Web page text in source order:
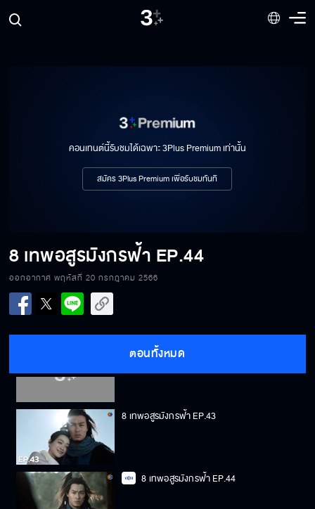
คอนเทนต์นี้รับชมได้เฉพาะ 3Plus Premium เท่านั้น
สมัคร 3Plus Premium เพื่อรับชมทันที
8 เทพอสูรมังกรฟ้า EP.44
ออกอากาศ พฤหัสที่ 20 กรกฎาคม 2566
ตอนทั้งหมด
8 เทพอสูรมังกรฟ้า EP.39
8 เทพอสูรมังกรฟ้า EP.40
8 เทพอสูรมังกรฟ้า EP.42
8 เทพอสูรมังกรฟ้า EP.43
8 เทพอสูรมังกรฟ้า EP.44